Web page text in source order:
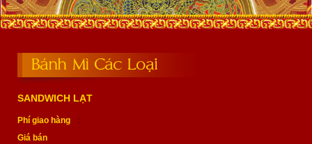
Bánh Mì Các Loại
SANDWICH LẠT
Phí giao hàng
:
Giá bán